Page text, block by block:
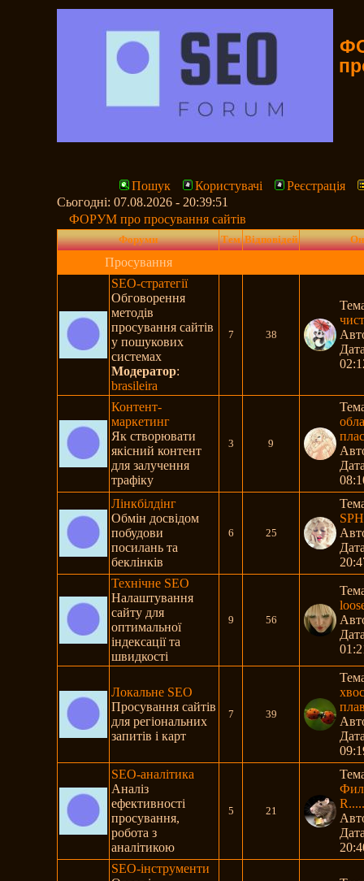
Пошук Користувачі
Реєстрація
Сьогодні: 07.08.2026 - 20:39:51
ФОРУМ про просування сайтів
Форуми Тем Відповідей
Просування
SEO-стратегії
Обговорення
методів
просування сайтів
у пошукових
системах
Модератор:
brasileira
7 38
Контент-
маркетинг
Як створювати
якісний контент
для залучення
трафіку
3 9
Лінкбілдінг
Обмін досвідом
побудови
посилань та
беклінків
6 25
Технічне SEO
Налаштування
сайту для
оптимальної
індексації та
швидкості
9 56
Локальне SEO
Просування сайтів
для регіональних
запитів і карт
7 39
SEO-аналітика
Аналіз
ефективності
просування,
робота з
аналітикою
5 21
SEO-інструменти